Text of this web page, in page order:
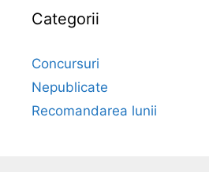
Categorii
Concursuri
Nepublicate
Recomandarea lunii